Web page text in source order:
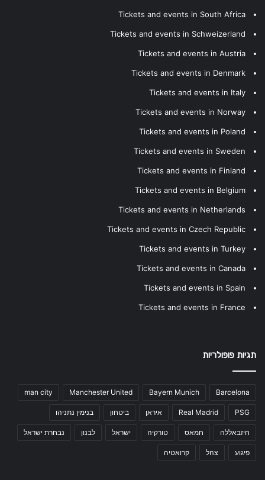
Tickets and events in South Africa
Tickets and events in Schweizerland
Tickets and events in Austria
Tickets and events in Denmark
Tickets and events in Italy
Tickets and events in Norway
Tickets and events in Poland
Tickets and events in Sweden
Tickets and events in Finland
Tickets and events in Belgium
Tickets and events in Netherlands
Tickets and events in Czech Republic
Tickets and events in Turkey
Tickets and events in Canada
Tickets and events in Spain
Tickets and events in France
תגיות פופולריות
Barcelona
Bayern Munich
Manchester United
man city
PSG
Real Madrid איראן ביטחון בנימין נתניהו
חיזבאללה חמאס טורקיה ישראל לבנון נבחרת ישראל
פיגוע צהל קרואטיה